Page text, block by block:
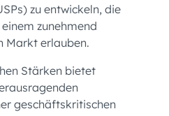
zu entwickeln, die
zunehmend
Markt erlauben.
Stärken bietet
geschäftskritischen